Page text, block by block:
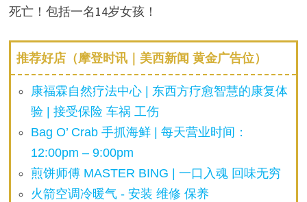
死亡！包括一名14岁女孩！
推荐好店（摩登时讯｜美西新闻 黄金广告位）
康福霖自然疗法中心 | 东西方疗愈智慧的康复体
验 | 接受保险 车祸 工伤
Bag O’ Crab 手抓海鲜 | 每天营业时间：
12:00pm – 9:00pm
煎饼师傅 MASTER BING | 一口入魂 回味无穷
火箭空调冷暖气 - 安装 维修 保养